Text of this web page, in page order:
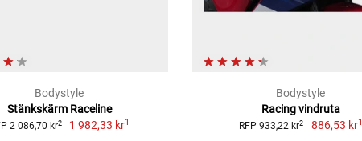
Bodystyle
Stänkskärm Raceline
2 086,70 kr2 1 982,33 kr1
Bodystyle
Racing vindruta
RFP 933,22 kr2 886,53 kr1